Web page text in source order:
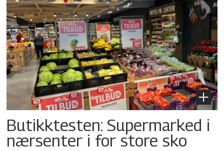
Butikktesten: Supermarked i
nærsenter i for store sko